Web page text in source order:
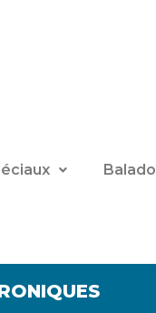
Balado